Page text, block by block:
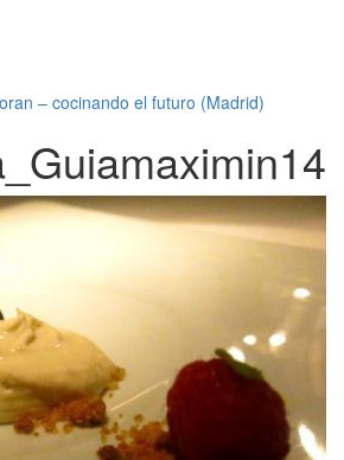
– cocinando el futuro (Madrid)